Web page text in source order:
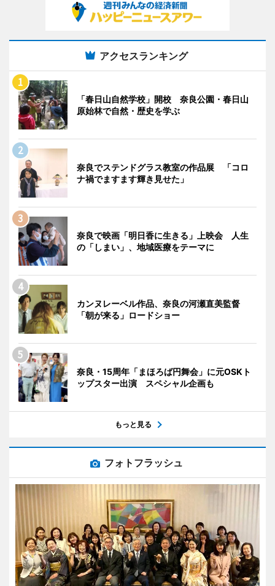
アクセスランキング
「春日山自然学校」開校 奈良公園・春日山
原始林で自然・歴史を学ぶ
奈良でステンドグラス教室の作品展 「コロ
ナ禍でますます輝き見せた」
奈良で映画「明日香に生きる」上映会 人生
の「しまい」、地域医療をテーマに
カンヌレーベル作品、奈良の河瀬直美監督
「朝が来る」ロードショー
奈良・15周年「まほろば円舞会」に元OSKト
ップスター出演 スペシャル企画も
もっと見る
フォトフラッシュ